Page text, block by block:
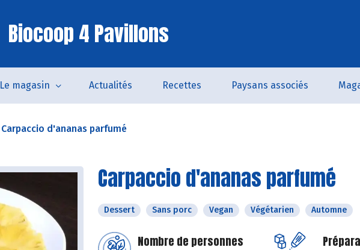
Biocoop 4 Pavillons
Le magasin Actualités Recettes Paysans associés
Carpaccio d'ananas parfumé
Carpaccio d'ananas parfumé
Dessert Sans porc Vegan Végétarien Automne
Nombre de personnes